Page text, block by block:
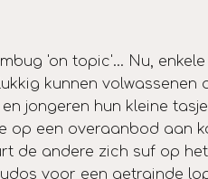
'on topic'... Nu, enkele
kunnen
jongeren hun kleine
een overaanbod aan
de andere zich suf op
voor een getrainde